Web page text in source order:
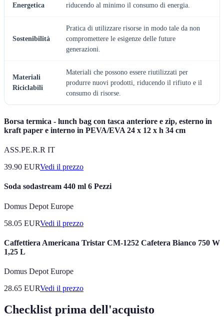
Energetica
riducendo al minimo il consumo di energia.
Sostenibilità
Pratica di utilizzare risorse in modo tale da non
compromettere le esigenze delle future
generazioni.
Materiali
Riciclabili
Materiali che possono essere riutilizzati per
produrre nuovi prodotti, riducendo il rifiuto e il
consumo di risorse.
Borsa termica - lunch bag con tasca anteriore e zip, esterno in
kraft paper e interno in PEVA/EVA 24 x 12 x h 34 cm
ASS.PE.R.R IT
39.90 EURVedi il prezzo
Soda sodastream 440 ml 6 Pezzi
Domus Depot Europe
58.05 EURVedi il prezzo
Caffettiera Americana Tristar CM-1252 Cafetera Bianco 750 W
1,25 L
Domus Depot Europe
28.65 EURVedi il prezzo
Checklist prima dell'acquisto